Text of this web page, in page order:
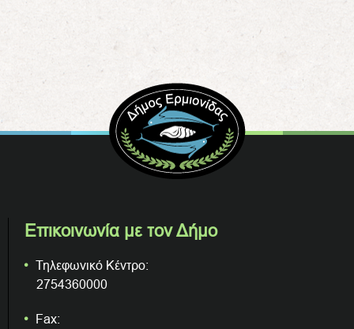
Επικοινωνία με τον Δήμο
Τηλεφωνικό Κέντρο:
2754360000
Fax: